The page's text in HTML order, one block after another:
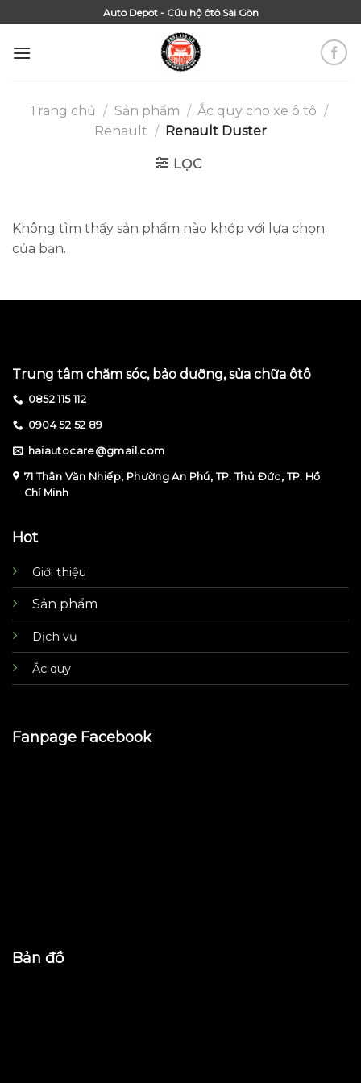
to
content
Auto Depot - Cứu hộ ôtô Sài Gòn
Trang chủ / Sản phẩm / Ắc quy cho xe ô tô /
Renault / Renault Duster
LỌC
Không tìm thấy sản phẩm nào khớp với lựa chọn
của bạn.
Trung tâm chăm sóc, bảo dưỡng, sửa chữa ôtô
0852 115 112
0904 52 52 89
haiautocare@gmail.com
71 Thân Văn Nhiếp, Phường An Phú, TP. Thủ Đức, TP. Hồ
Chí Minh
Hot
Giới thiệu
Sản phẩm
Dịch vụ
Ắc quy
Fanpage Facebook
Bản đồ